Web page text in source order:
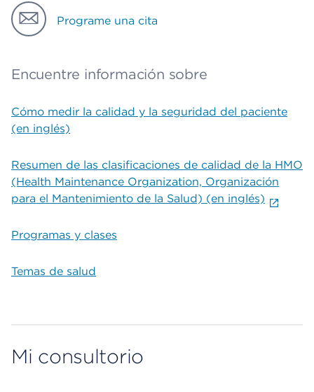
Programe una cita
Encuentre información sobre
Cómo medir la calidad y la seguridad del paciente
(en inglés)
Resumen de las clasificaciones de calidad de la HMO
(Health Maintenance Organization, Organización
para el Mantenimiento de la Salud) (en inglés)
Programas y clases
Temas de salud
Mi consultorio